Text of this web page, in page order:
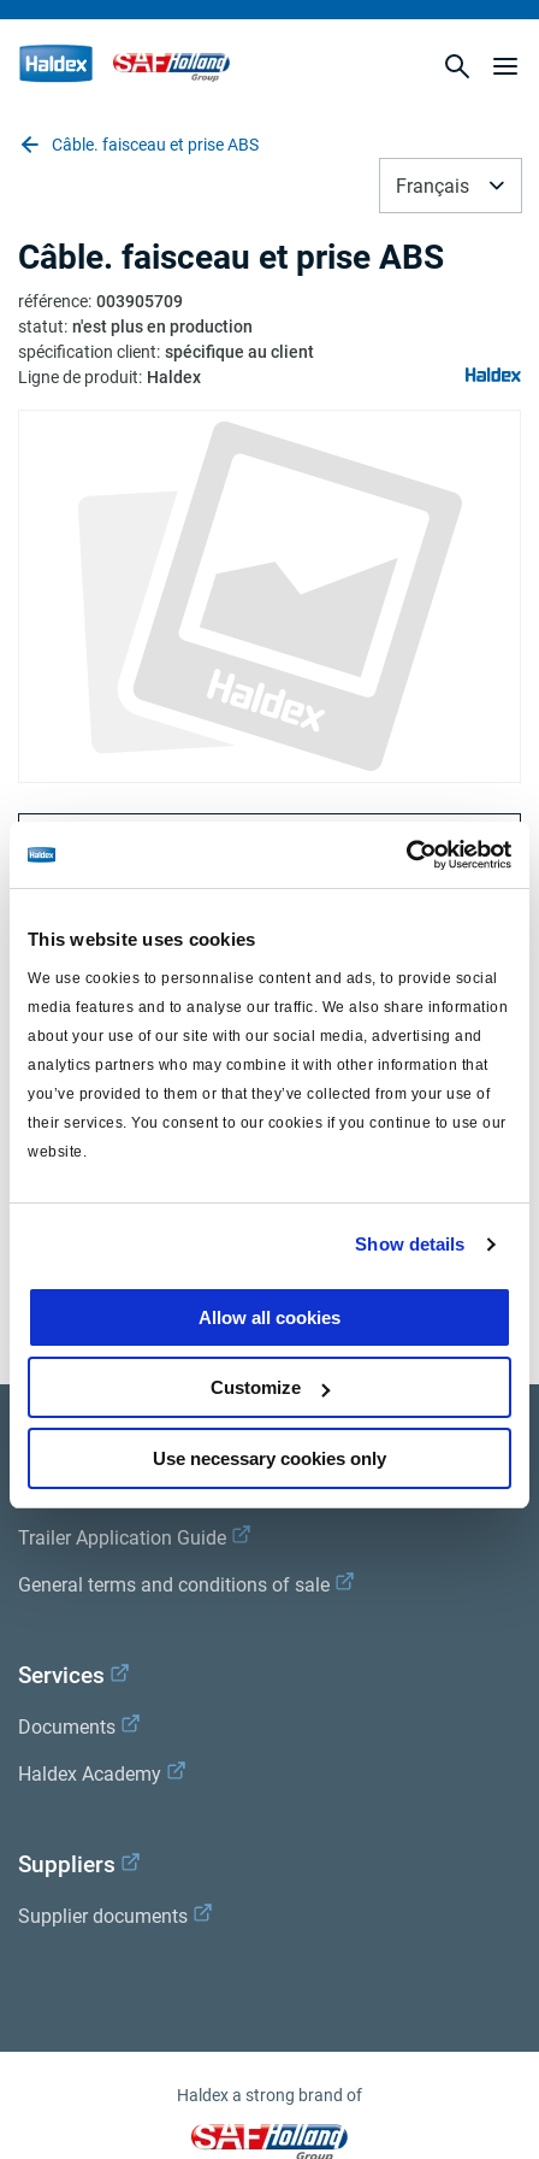
This website uses cookies
We use cookies to personnalise content and ads, to provide social
media features and to analyse our traffic. We also share information
about your use of our site with our social media, advertising and
analytics partners who may combine it with other information that
you’ve provided to them or that they’ve collected from your use of
their services. You consent to our cookies if you continue to use our
website.
Show details
Allow all cookies
Customize
Use necessary cookies only
Câble. faisceau et prise ABS
Français
Câble. faisceau et prise ABS
référence: 003905709
statut: n'est plus en production
spécification client: spécifique au client
Ligne de produit: Haldex
Prix : Pas de prix
Spécifications techniques
type Corps
note connecteur du capteur
masse (kg)
Consultez toutes les publications connexes dans notre
Bibliothèque de documentation sur les produits
Product catalogue
Brands
Trailer Application Guide
General terms and conditions of sale
Services
Documents
Haldex Academy
Suppliers
Supplier documents
Haldex a strong brand of